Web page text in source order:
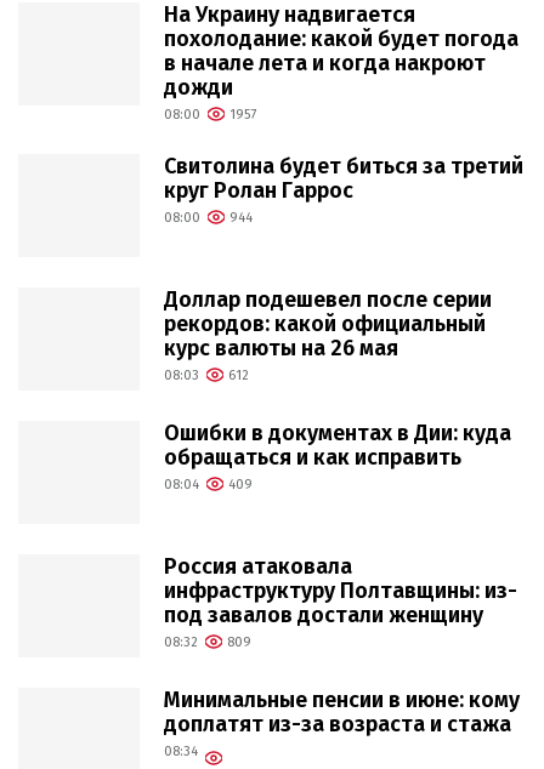
На Украину надвигается
похолодание: какой будет погода
в начале лета и когда накроют
дожди
08:00 1957
Свитолина будет биться за третий
круг Ролан Гаррос
08:00 944
Доллар подешевел после серии
рекордов: какой официальный
курс валюты на 26 мая
08:03 612
Ошибки в документах в Дии: куда
обращаться и как исправить
08:04 409
Россия атаковала
инфраструктуру Полтавщины: из-
под завалов достали женщину
08:32 809
Минимальные пенсии в июне: кому
доплатят из-за возраста и стажа
08:34